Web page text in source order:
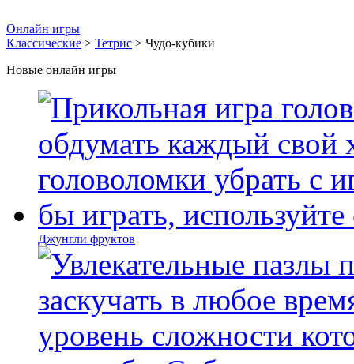
Онлайн игры
Классические > Тетрис > Чудо-кубики
Новые онлайн игры
Джунгли фруктов